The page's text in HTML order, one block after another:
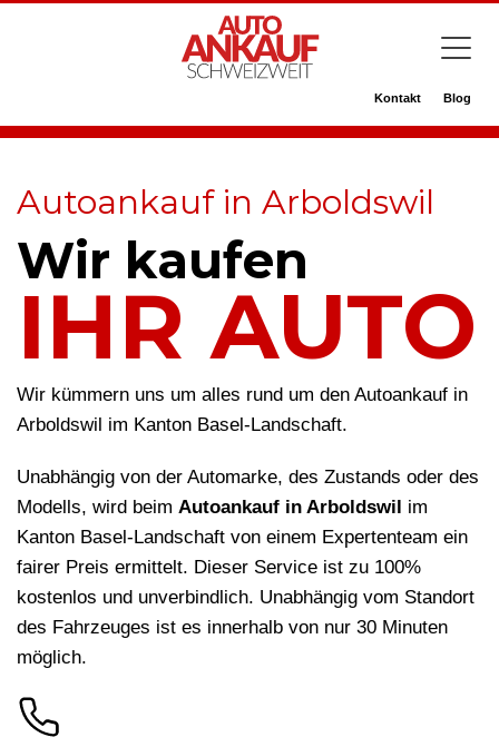
Kontakt Blog
Autoankauf in Arboldswil
Wir kaufen
IHR AUTO
Wir kümmern uns um alles rund um den Autoankauf in
Arboldswil im Kanton Basel-Landschaft.
Unabhängig von der Automarke, des Zustands oder des
Modells, wird beim Autoankauf in Arboldswil im
Kanton Basel-Landschaft von einem Expertenteam ein
fairer Preis ermittelt. Dieser Service ist zu 100%
kostenlos und unverbindlich. Unabhängig vom Standort
des Fahrzeuges ist es innerhalb von nur 30 Minuten
möglich.